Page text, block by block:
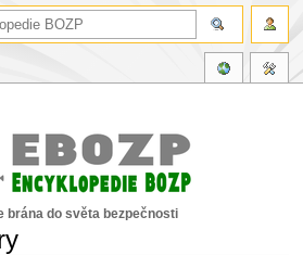
brána do světa bezpečnosti